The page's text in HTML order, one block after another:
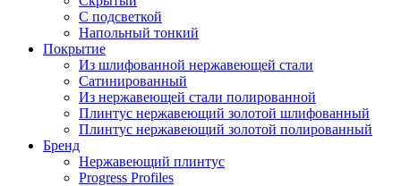
С подсветкой
Напольный тонкий
Покрытие
Из шлифованной нержавеющей стали
Сатинированный
Из нержавеющей стали полированной
Плинтус нержавеющий золотой шлифованный
Плинтус нержавеющий золотой полированный
Бренд
Нержавеющий плинтус
Progress Profiles